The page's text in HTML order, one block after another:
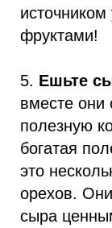
фруктами!
5. Ешьте
вместе они
полезную
богатая
это
орехов.
сыра